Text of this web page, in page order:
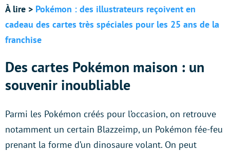
À lire > Pokémon : des illustrateurs reçoivent en
cadeau des cartes très spéciales pour les 25 ans de la
franchise
Des cartes Pokémon maison : un
souvenir inoubliable
Parmi les Pokémon créés pour l’occasion, on retrouve
notamment un certain Blazzeimp, un Pokémon fée-feu
prenant la forme d’un dinosaure volant. On peut